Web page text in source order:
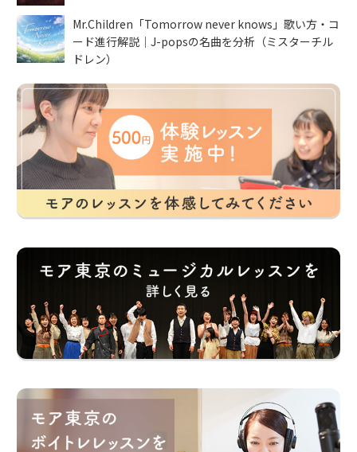
Mr.Children「Tomorrow never knows」歌い方・コ
ード進行解説｜J-popsの名曲を分析（ミスターチル
ドレン）